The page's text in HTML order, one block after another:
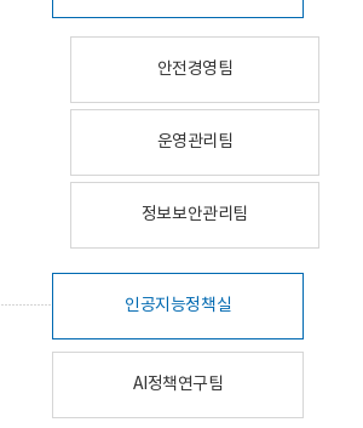
안전경영팀
운영관리팀
정보보안관리팀
인공지능정책실
AI정책연구팀